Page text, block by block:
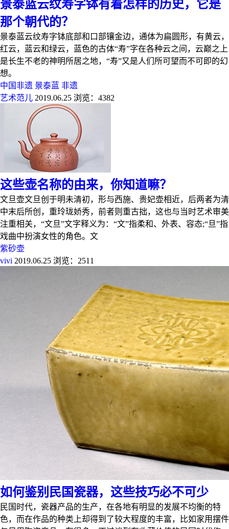
景泰蓝云纹寿字钵有着怎样的历史，它是
那个朝代的？
景泰蓝云纹寿字钵底部和口部镶金边，通体为扁圆形，有黄云，
红云，蓝云和绿云，蓝色的古体“寿”字在各种云之间，云巅之上
是长生不老的神明所居之地，“寿”又是人们所可望而不可即的幻
想。
中国非遗 景泰蓝 非遗
艺术范儿 2019.06.25 浏览：4382
这些壶名称的由来，你知道嘛？
文旦壶文旦创于明未清初，形与西施、贵妃壶相近，后两者为清
中末后所创，重玲珑娇秀，前者则重古拙，这也与当时艺术审美
注重相关，“文旦”文字释义为：“文”指柔和、外表、容态;“旦”指
戏曲中扮演女性的角色。文
紫砂壶
vivi 2019.06.25 浏览：2511
如何鉴别民国瓷器，这些技巧必不可少
民国时代，瓷器产品的生产，在各地有明显的发展不均衡的特
色，而在作品的种类上却得到了较大程度的丰富，比如家用摆件